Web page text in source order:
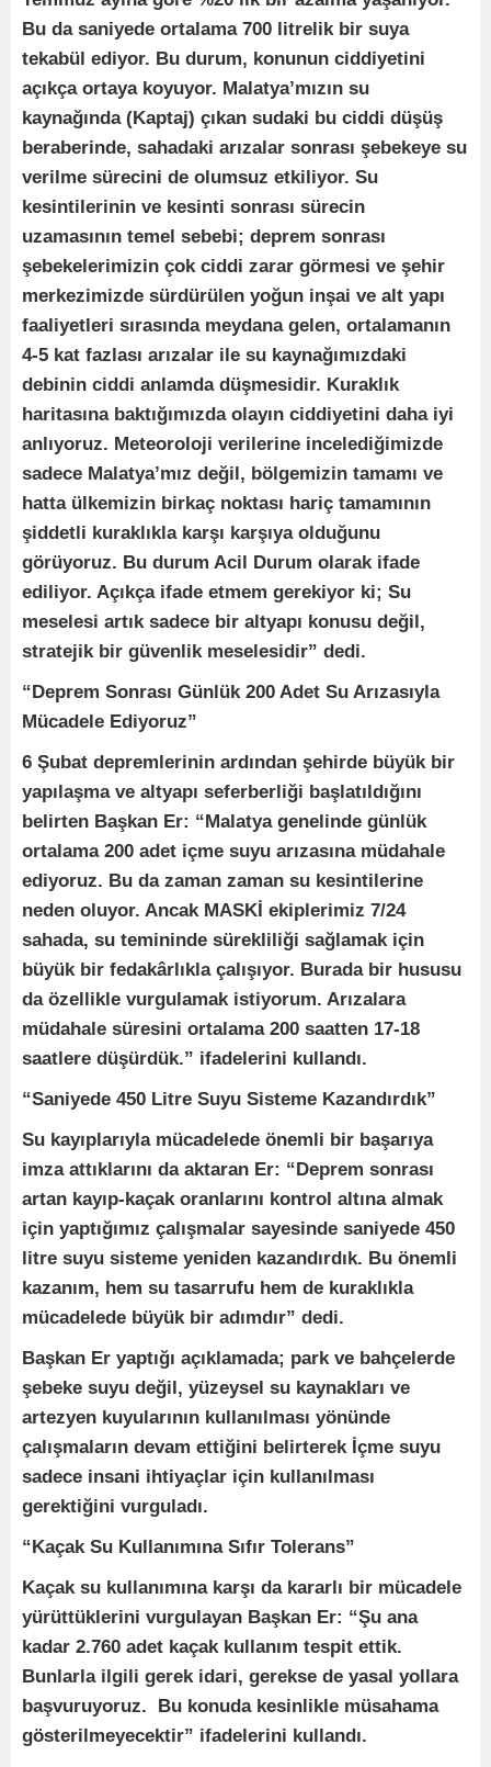
Bu da saniyede ortalama 700 litrelik bir suya
tekabül ediyor. Bu durum, konunun ciddiyetini
açıkça ortaya koyuyor. Malatya’mızın su
kaynağında (Kaptaj) çıkan sudaki bu ciddi düşüş
beraberinde, sahadaki arızalar sonrası şebekeye su
verilme sürecini de olumsuz etkiliyor. Su
kesintilerinin ve kesinti sonrası sürecin
uzamasının temel sebebi; deprem sonrası
şebekelerimizin çok ciddi zarar görmesi ve şehir
merkezimizde sürdürülen yoğun inşai ve alt yapı
faaliyetleri sırasında meydana gelen, ortalamanın
4-5 kat fazlası arızalar ile su kaynağımızdaki
debinin ciddi anlamda düşmesidir. Kuraklık
haritasına baktığımızda olayın ciddiyetini daha iyi
anlıyoruz. Meteoroloji verilerine incelediğimizde
sadece Malatya’mız değil, bölgemizin tamamı ve
hatta ülkemizin birkaç noktası hariç tamamının
şiddetli kuraklıkla karşı karşıya olduğunu
görüyoruz. Bu durum Acil Durum olarak ifade
ediliyor. Açıkça ifade etmem gerekiyor ki; Su
meselesi artık sadece bir altyapı konusu değil,
stratejik bir güvenlik meselesidir” dedi.
“Deprem Sonrası Günlük 200 Adet Su Arızasıyla
Mücadele Ediyoruz”
6 Şubat depremlerinin ardından şehirde büyük bir
yapılaşma ve altyapı seferberliği başlatıldığını
belirten Başkan Er: “Malatya genelinde günlük
ortalama 200 adet içme suyu arızasına müdahale
ediyoruz. Bu da zaman zaman su kesintilerine
neden oluyor. Ancak MASKİ ekiplerimiz 7/24
sahada, su temininde sürekliliği sağlamak için
büyük bir fedakârlıkla çalışıyor. Burada bir hususu
da özellikle vurgulamak istiyorum. Arızalara
müdahale süresini ortalama 200 saatten 17-18
saatlere düşürdük.” ifadelerini kullandı.
“Saniyede 450 Litre Suyu Sisteme Kazandırdık”
Su kayıplarıyla mücadelede önemli bir başarıya
imza attıklarını da aktaran Er: “Deprem sonrası
artan kayıp-kaçak oranlarını kontrol altına almak
için yaptığımız çalışmalar sayesinde saniyede 450
litre suyu sisteme yeniden kazandırdık. Bu önemli
kazanım, hem su tasarrufu hem de kuraklıkla
mücadelede büyük bir adımdır” dedi.
Başkan Er yaptığı açıklamada; park ve bahçelerde
şebeke suyu değil, yüzeysel su kaynakları ve
artezyen kuyularının kullanılması yönünde
çalışmaların devam ettiğini belirterek İçme suyu
sadece insani ihtiyaçlar için kullanılması
gerektiğini vurguladı.
“Kaçak Su Kullanımına Sıfır Tolerans”
Kaçak su kullanımına karşı da kararlı bir mücadele
yürüttüklerini vurgulayan Başkan Er: “Şu ana
kadar 2.760 adet kaçak kullanım tespit ettik.
Bunlarla ilgili gerek idari, gerekse de yasal yollara
başvuruyoruz. Bu konuda kesinlikle müsahama
gösterilmeyecektir” ifadelerini kullandı.